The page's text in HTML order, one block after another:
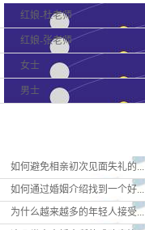
红娘-杜老师
红娘-张老师
女士
男士
如何避免相亲初次见面失礼的...
如何通过婚姻介绍找到一个好...
为什么越来越多的年轻人接受...